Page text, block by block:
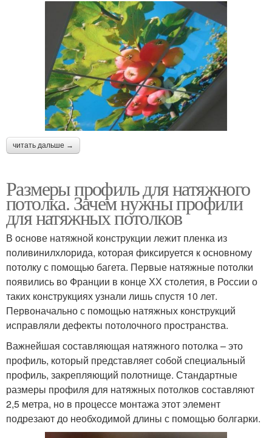
читать дальше →
Размеры профиль для натяжного
потолка. Зачем нужны профили
для натяжных потолков
В основе натяжной конструкции лежит пленка из
поливинилхлорида, которая фиксируется к основному
потолку с помощью багета. Первые натяжные потолки
появились во Франции в конце ХХ столетия, в России о
таких конструкциях узнали лишь спустя 10 лет.
Первоначально с помощью натяжных конструкций
исправляли дефекты потолочного пространства.
Важнейшая составляющая натяжного потолка – это
профиль, который представляет собой специальный
профиль, закрепляющий полотнище. Стандартные
размеры профиля для натяжных потолков составляют
2,5 метра, но в процессе монтажа этот элемент
подрезают до необходимой длины с помощью болгарки.